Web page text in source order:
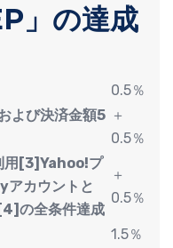
」の達成
0.5％
よび決済金額5 ＋
0.5％
用[3]Yahoo!プ
カウントと
の全条件達成
＋
0.5％
1.5％